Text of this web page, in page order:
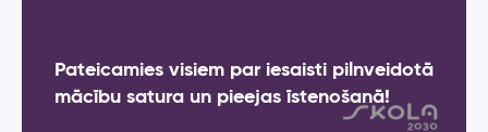
Pateicamies visiem par iesaisti pilnveidotā
mācību satura un pieejas īstenošanā!